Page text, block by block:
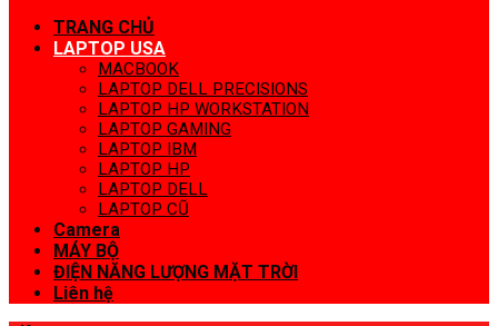
TRANG CHỦ
LAPTOP USA
MACBOOK
LAPTOP DELL PRECISIONS
LAPTOP HP WORKSTATION
LAPTOP GAMING
LAPTOP IBM
LAPTOP HP
LAPTOP DELL
LAPTOP CŨ
Camera
MÁY BỘ
ĐIỆN NĂNG LƯỢNG MẶT TRỜI
Liên hệ